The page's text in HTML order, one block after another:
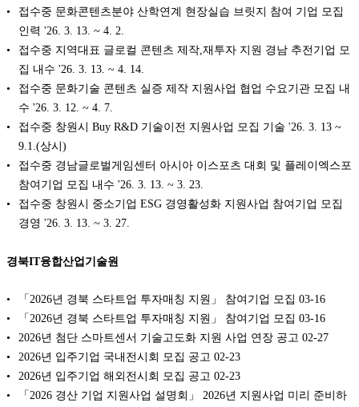
접수중 문화콘텐츠분야 산학연계 현장실습 브릿지 참여 기업 모집
인력 '26. 3. 13. ~ 4. 2.
접수중 지역대표 글로컬 콘텐츠 제작,재투자 지원 경남 추전기업 모
집 내수 '26. 3. 13. ~ 4. 14.
접수중 문화기술 콘텐츠 실증 제작 지원사업 협업 수요기관 모집 내
수 '26. 3. 12. ~ 4. 7.
접수중 창원시 Buy R&D 기술이전 지원사업 모집 기술 '26. 3. 13 ~
9.1.(상시)
접수중 경남글로벌게임센터 아시아 이스포츠 대회 및 플레이엑스포
참여기업 모집 내수 '26. 3. 13. ~ 3. 23.
접수중 창원시 중소기업 ESG 경영활성화 지원사업 참여기업 모집
경영 '26. 3. 13. ~ 3. 27.
경북IT융합산업기술원
「2026년 경북 스타트업 투자매칭 지원」 참여기업 모집 03-16
「2026년 경북 스타트업 투자매칭 지원」 참여기업 모집 03-16
2026년 첨단 스마트센서 기술고도화 지원 사업 연장 공고 02-27
2026년 입주기업 국내전시회 모집 공고 02-23
2026년 입주기업 해외전시회 모집 공고 02-23
「2026 경산 기업 지원사업 설명회」 2026년 지원사업 미리 준비하